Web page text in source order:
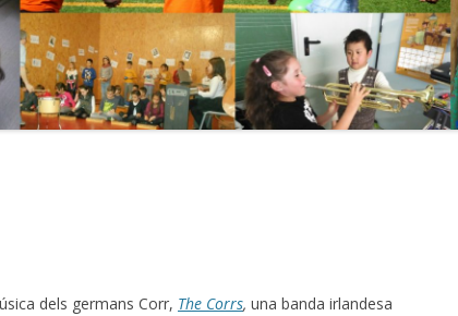
dels germans Corr, The Corrs, una banda irlandesa